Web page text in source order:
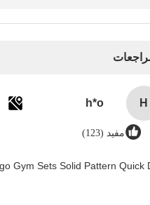
H
h*o
مفيد (123)
Gym Sets Solid Pattern Quick